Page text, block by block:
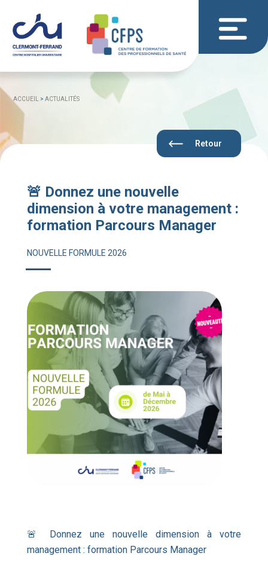
ACCUEIL >ACTUALITÉS
Retour
🚨 Donnez une nouvelle
dimension à votre management :
formation Parcours Manager
NOUVELLE FORMULE 2026
🚨 Donnez une nouvelle dimension à votre
management : formation Parcours Manager